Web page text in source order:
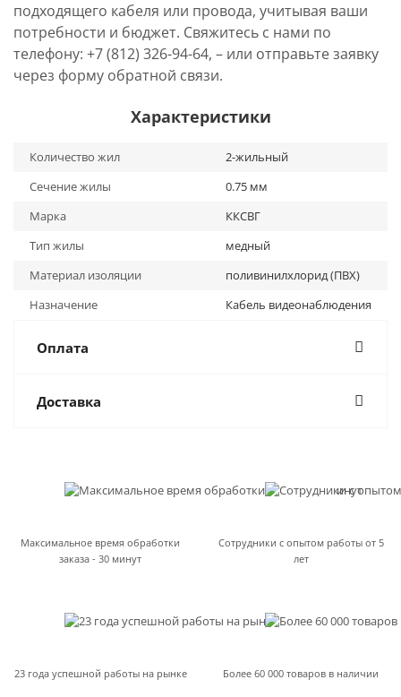
подходящего кабеля или провода, учитывая ваши
потребности и бюджет. Свяжитесь с нами по
телефону: +7 (812) 326-94-64, – или отправьте заявку
через форму обратной связи.
Характеристики
Количество жил
2-жильный
Сечение жилы
0.75 мм
Марка
ККСВГ
Тип жилы
медный
Материал изоляции
поливинилхлорид (ПВХ)
Назначение
Кабель видеонаблюдения
Оплата
Доставка
Максимальное время обработки
заказа - 30 минут
Сотрудники с опытом работы от 5
лет
23 года успешной работы на рынке Более 60 000 товаров в наличии